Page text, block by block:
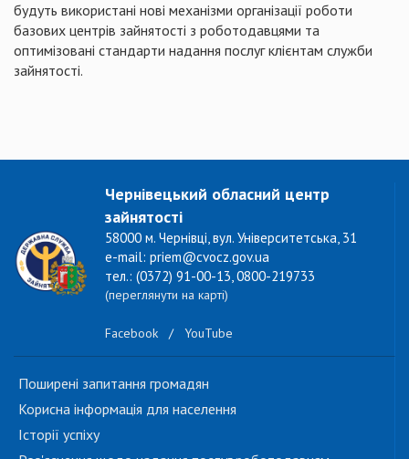
будуть використані нові механізми організації роботи
базових центрів зайнятості з роботодавцями та
оптимізовані стандарти надання послуг клієнтам служби
зайнятості.
Чернівецький обласний центр
зайнятості
58000 м. Чернівці, вул. Університетська, 31
e-mail: priem@cvocz.gov.ua
тел.: (0372) 91-00-13, 0800-219733
(переглянути на карті)
Facebook / YouTube
Поширені запитання громадян
Корисна інформація для населення
Історії успіху